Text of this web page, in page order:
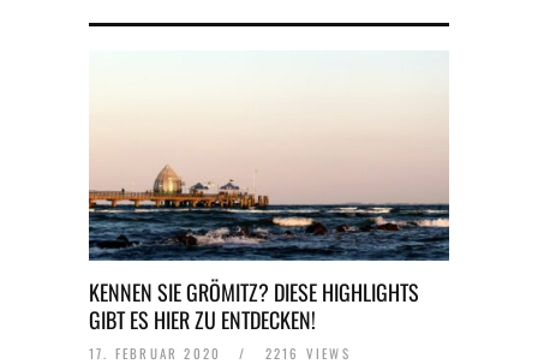
KENNEN SIE GRÖMITZ? DIESE HIGHLIGHTS
GIBT ES HIER ZU ENTDECKEN!
17. FEBRUAR 2020 / 2216 VIEWS